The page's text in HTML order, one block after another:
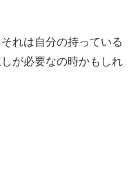
れは自分の持っている
が必要なの時かもしれ